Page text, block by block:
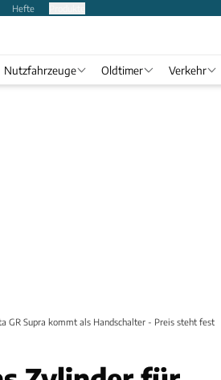
Hefte
Nutzfahrzeuge Oldtimer Verkehr
GR Supra kommt als Handschalter - Preis steht fest